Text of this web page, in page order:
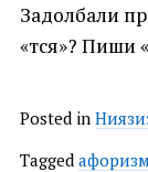
Задолбали
«тся»? Пиши
Posted in
Tagged